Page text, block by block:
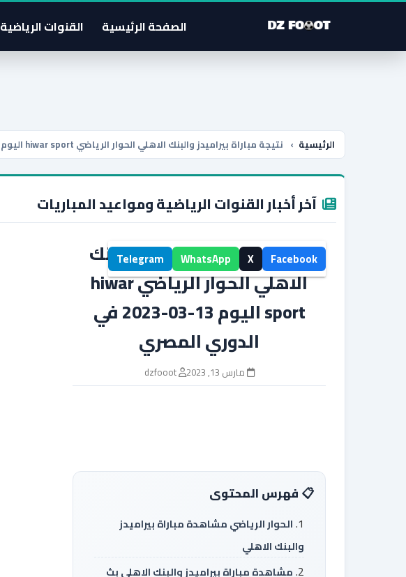
الصفحة الرئيسية القنوات الرياضية
الرئيسية › نتيجة مباراة بيراميدز والبنك الاهلي الحوار الرياضي hiwar sport اليوم 13-03-2023 في الدوري المصري
آخر أخبار القنوات الرياضية ومواعيد المباريات
نتيجة مباراة بيراميدز والبنك
الاهلي الحوار الرياضي hiwar
sport اليوم 13-03-2023 في
الدوري المصري
مارس 13, 2023 dzfooot
فهرس المحتوى
الحوار الرياضي مشاهدة مباراة بيراميدز
والبنك الاهلي
مشاهدة مباراة بيراميدز والبنك الاهلي بث
Facebook
X
WhatsApp
Telegram